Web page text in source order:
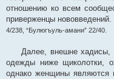
отношению ко всем
приверженцы нововведений.
4/238, “Булюгъуль-амани” 22/40.
Далее, внешне хадисы,
одежды ниже щиколотки,
однако женщины являются